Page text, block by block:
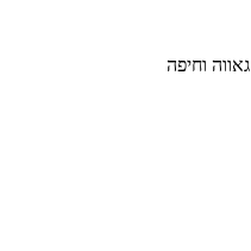
גאווה וחיפה